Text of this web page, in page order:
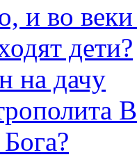
и во веки
дети?
на дачу